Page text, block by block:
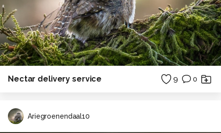
Nectar delivery service 9 0
Ariegroenendaal10